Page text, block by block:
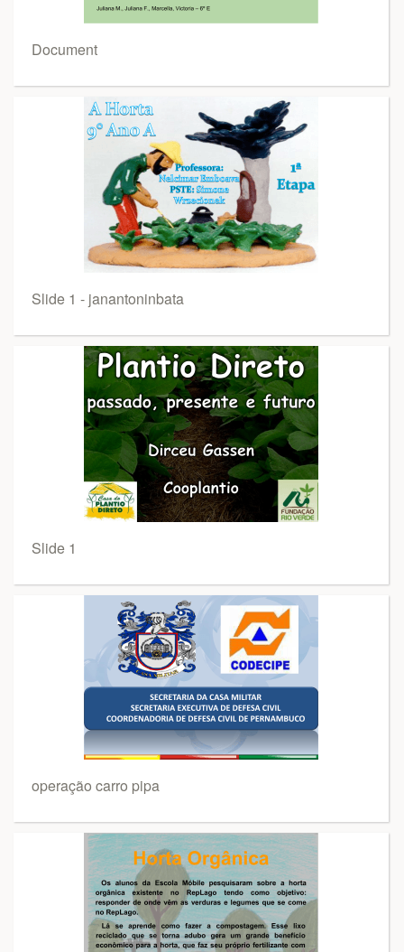
Document
Slide 1 - janantoninbata
Slide 1
operação carro pipa